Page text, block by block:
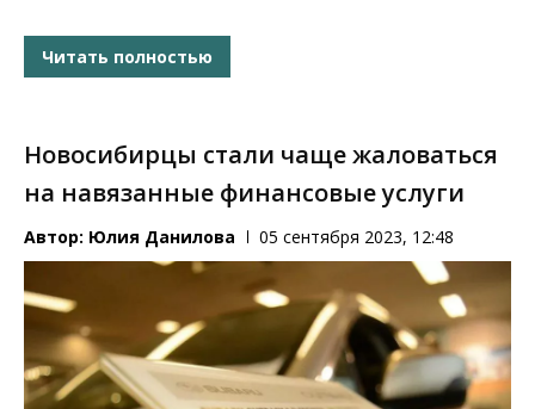
Читать полностью
Новосибирцы стали чаще жаловаться
на навязанные финансовые услуги
Автор: Юлия Данилова 05 сентября 2023, 12:48